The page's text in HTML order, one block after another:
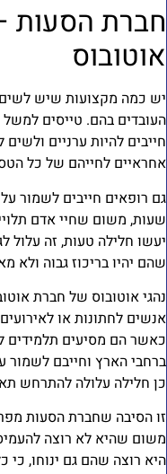
הסעות
כמה מקצועות שיש
להיות ערניים
לחייהם של כל
רופאים חייבים לשמור
משום שחיי אדם
חלילה טעות, זה עלול
יהיו בריכוז גבוה ולא
אוטובוס של חברת
לחתונות או
הם מסיעים תלמידים
הארץ וחייבם לשמור
חלילה עלולה להתרחש
הסיבה שחברת הסעות
שהיא לא רוצה להעמיס
רוצה שהם גם ינוחו, כי